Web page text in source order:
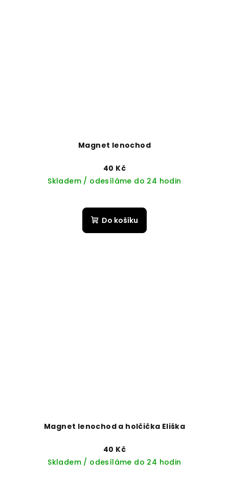
Magnet lenochod
40 Kč
Skladem / odesíláme do 24 hodin
Do košíku
Magnet lenochod a holčička Eliška
40 Kč
Skladem / odesíláme do 24 hodin